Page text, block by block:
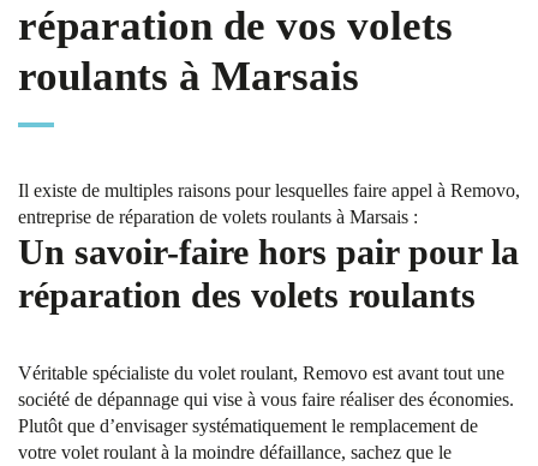
réparation de vos volets
roulants à Marsais
Il existe de multiples raisons pour lesquelles faire appel à Removo,
entreprise de réparation de volets roulants à Marsais :
Un savoir-faire hors pair pour la
réparation des volets roulants
Véritable spécialiste du volet roulant, Removo est avant tout une
société de dépannage qui vise à vous faire réaliser des économies.
Plutôt que d’envisager systématiquement le remplacement de
votre volet roulant à la moindre défaillance, sachez que le